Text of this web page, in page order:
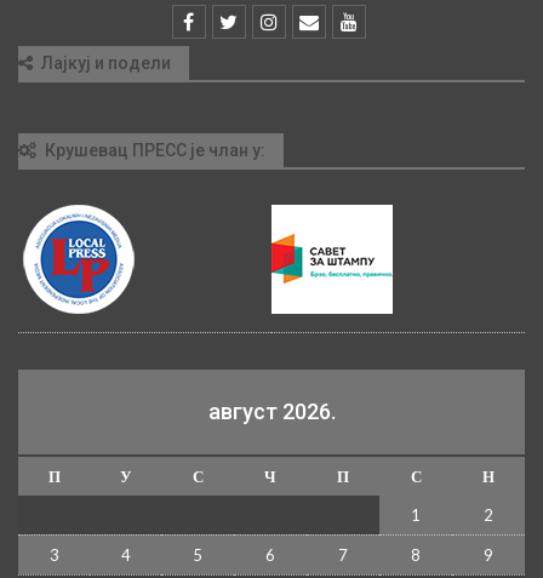
Лајкуј и подели
Крушевац ПРЕСС је члан у:
август 2026.
П У С Ч П С
Н
1
2
3 4 5 6 7 8 9